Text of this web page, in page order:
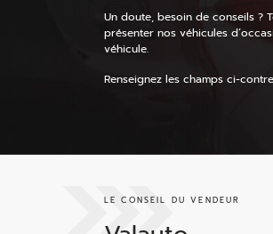
Un doute, besoin de conseils ?
présenter nos véhicules
véhicule.
Renseignez les champs ci-
LE CONSEIL DU VENDEUR